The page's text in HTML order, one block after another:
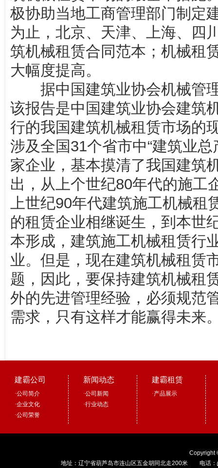
极协助当地工商管理部门制定
为止，北京、天津、上海、四
筑机械租赁合同范本；机械租
大幅度提高。
据中国建筑业协会机械管理
该报告是中国建筑业协会建筑
行的我国建筑机械租赁市场的
涉及全国31个省市中“建筑业
家企业，基本摸清了我国建筑
出，从上个世纪80年代的施工
上世纪90年代建筑施工机械租
的租赁企业相继诞生，到本世
本形成，建筑施工机械租赁行
业。但是，现在建筑机械租赁
题，因此，要保持建筑机械租
外的先进管理经验，必须规范
需求，只有这样才能赢得未来
建霸公司
·公司简介
·企业文化
·公司荣誉
新闻动态
·公司新闻
·行业动态
建霸租赁
·产品展示
Copyright
地址：辽宁省葫芦岛市连山区五金胡同北走200米 电话：